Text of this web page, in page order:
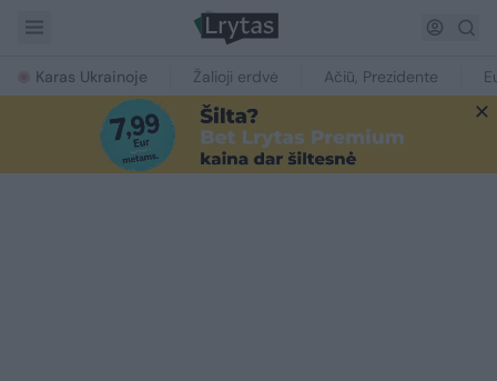
Karas Ukrainoje Žalioji erdvė Ačiū, Prezidente